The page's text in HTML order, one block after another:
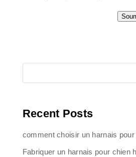
Recent Posts
comment choisir un harnais
Fabriquer un harnais pour chien